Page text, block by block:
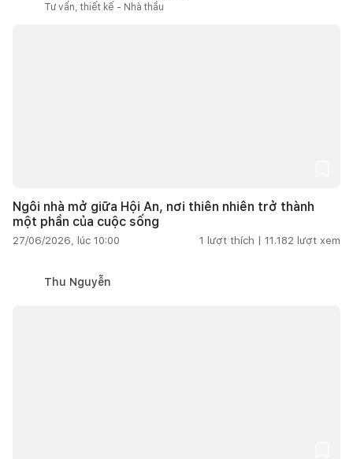
Tư vấn, thiết kế - Nhà thầu
Ngôi nhà mở giữa Hội An, nơi thiên nhiên trở thành
một phần của cuộc sống
27/06/2026, lúc 10:00 1 lượt thích | 11.182 lượt xem
Thu Nguyễn